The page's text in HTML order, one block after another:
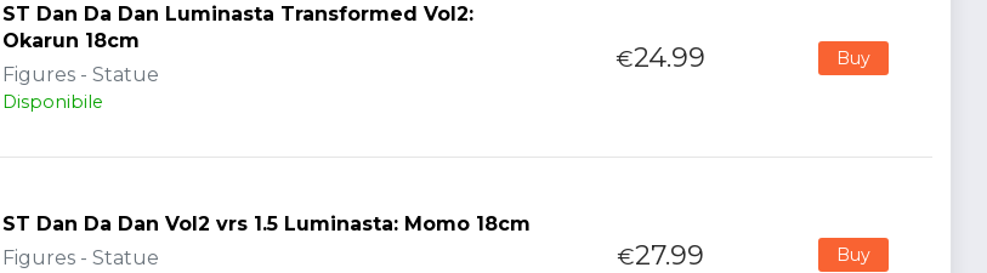
ST Dan Da Dan Luminasta Transformed Vol2:
Okarun 18cm
Figures - Statue
Disponibile
€24.99 Buy
ST Dan Da Dan Vol2 vrs 1.5 Luminasta: Momo 18cm
Figures - Statue
€27.99 Buy